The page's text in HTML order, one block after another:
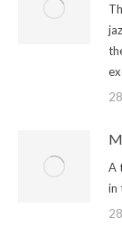
A
in